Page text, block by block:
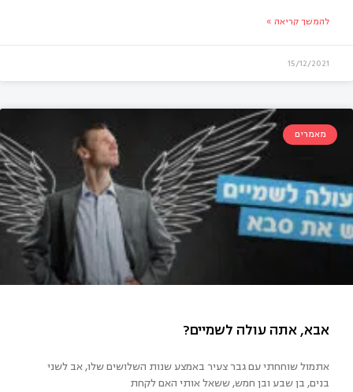
אבא בעידן הפוסט מודרני
להמשך קריאה »
15/12/2021
מאמרים
אתמול שוחחתי עם גבר צעיר באמצע שנות השלושים שלו, אב לשני
בנים, בן שבע ובן חמש, ששאל אותי האם לקחת